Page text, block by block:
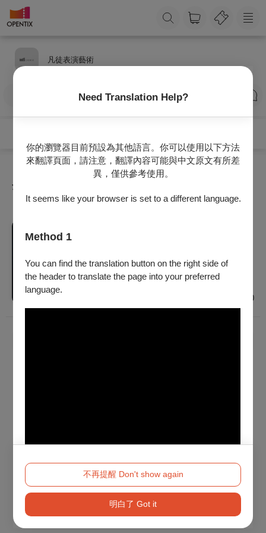
Need Translation Help?
你的瀏覽器目前預設為其他語言。你可以使用以下方法
來翻譯頁面，請注意，翻譯內容可能與中文原文有所差
異，僅供參考使用。
It seems like your browser is set to a different language.
Method 1
You can find the translation button on the right side of
the header to translate the page into your preferred
language.
Method 2
不再提醒 Don't show again
明白了 Got it
凡徒表演藝術
訂閱
全部節目
$300 - $800